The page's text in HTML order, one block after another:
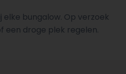
elke bungalow. Op verzoek
een droge plek regelen.